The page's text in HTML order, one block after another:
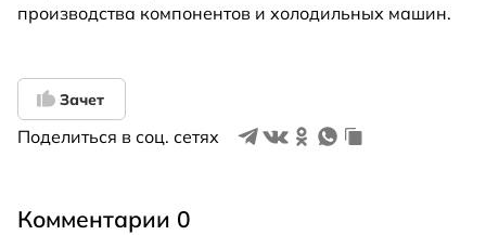
производства компонентов и холодильных машин.
Зачет
Поделиться в соц. сетях
Комментарии 0